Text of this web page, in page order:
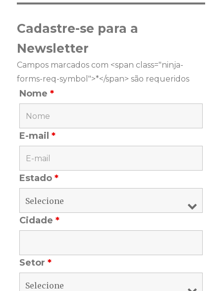
Cadastre-se para a
Newsletter
Campos marcados com <span class="ninja-
forms-req-symbol">*</span> são requeridos
Nome*
E-mail*
Estado*
Cidade*
Setor*